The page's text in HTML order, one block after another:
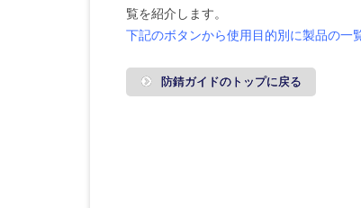
覧を紹介します。
下記のボタンから使用目的別に製品の一
防錆ガイドのトップに戻る